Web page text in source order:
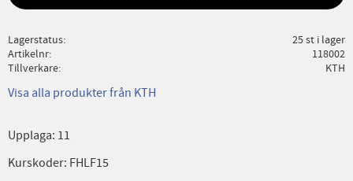
Lagerstatus
25 st i lager
Artikelnr
118002
Tillverkare
KTH
Visa alla produkter från KTH
Upplaga: 11
Kurskoder: FHLF15